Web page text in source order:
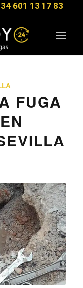
601 13 17 83
FUGA